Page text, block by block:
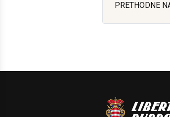
PRETHODNE